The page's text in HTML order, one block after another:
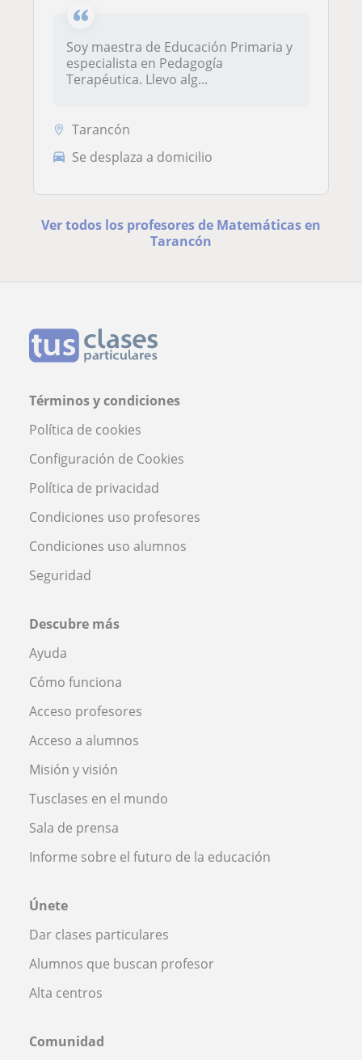
Soy maestra de Educación Primaria y
especialista en Pedagogía
Terapéutica. Llevo alg...
Tarancón
Se desplaza a domicilio
Ver todos los profesores de Matemáticas en
Tarancón
Términos y condiciones
Política de cookies
Configuración de Cookies
Política de privacidad
Condiciones uso profesores
Condiciones uso alumnos
Seguridad
Descubre más
Ayuda
Cómo funciona
Acceso profesores
Acceso a alumnos
Misión y visión
Tusclases en el mundo
Sala de prensa
Informe sobre el futuro de la educación
Únete
Dar clases particulares
Alumnos que buscan profesor
Alta centros
Comunidad